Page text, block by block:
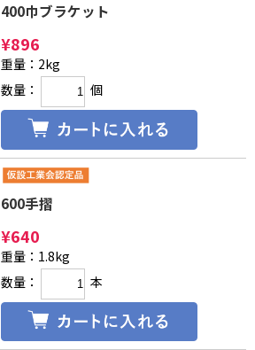
400巾ブラケット
¥896
重量：2kg
数量：
個
600手摺
¥640
重量：1.8kg
数量：
本